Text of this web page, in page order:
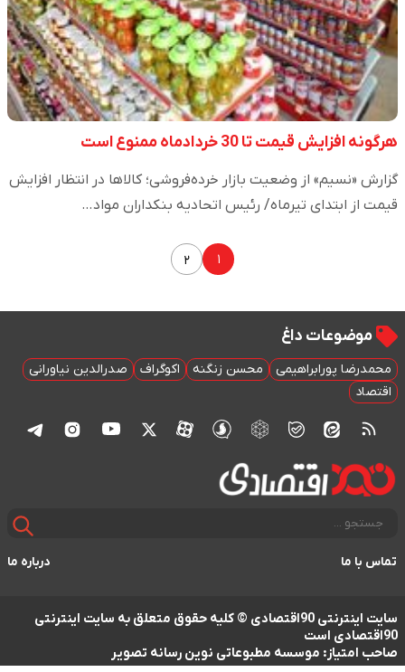
هرگونه افزایش قیمت تا 30 خردادماه ممنوع است
گزارش «نسیم» از وضعیت بازار خرده‌فروشی؛ کالا‌ها در انتظار افزایش
قیمت از ابتدای تیرماه/ رئیس‌ اتحادیه بنکداران مواد…
۱ ۲
موضوعات داغ
محمدرضا پورابراهیمی محسن زنگنه اکوگراف
صدرالدین نیاورانی
اقتصاد
تماس با ما درباره ما
سایت اینترنتی 90اقتصادی © کلیه حقوق متعلق به سایت اینترنتی
90اقتصادی است
صاحب امتیاز: موسسه مطبوعاتی نوین رسانه تصویر